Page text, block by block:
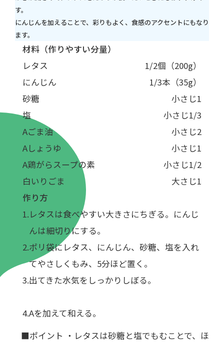
す。
にんじんを加えることで、彩りもよく、食感のアクセントにもなり
ます。
材料（作りやすい分量）
レタス
1/2個（200g）
にんじん
1/3本（35g）
砂糖
小さじ1
塩
小さじ1/3
Aごま油
小さじ2
Aしょうゆ
小さじ1
A鶏がらスープの素
小さじ1/2
白いりごま
大さじ1
作り方
レタスは食べやすい大きさにちぎる。にんじ
んは細切りにする。
ポリ袋にレタス、にんじん、砂糖、塩を入れ
てやさしくもみ、5分ほど置く。
出てきた水気をしっかりしぼる。
Aを加えて和える。
■ポイント ・レタスは砂糖と塩でもむことで、ほ